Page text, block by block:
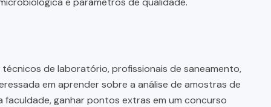
de laboratório, profissionais de saneamento,
em aprender sobre a análise de amostras de
ganhar pontos extras em um concurso